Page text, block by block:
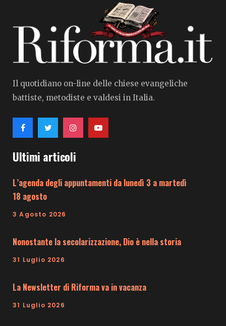
Il quotidiano on-line delle chiese evangeliche
battiste, metodiste e valdesi in Italia.
Ultimi articoli
L’agenda degli appuntamenti da lunedì 3 a martedì
18 agosto
3 Agosto 2026
Nonostante la secolarizzazione, Dio è nella storia
31 Luglio 2026
La Newsletter di Riforma va in vacanza
31 Luglio 2026